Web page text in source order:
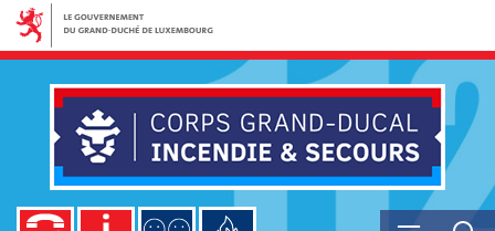
Aller
la
navigation
Aller
contenu